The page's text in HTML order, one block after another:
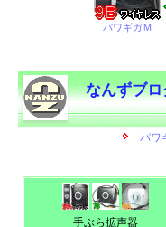
なんずブロ
手ぶら拡声器